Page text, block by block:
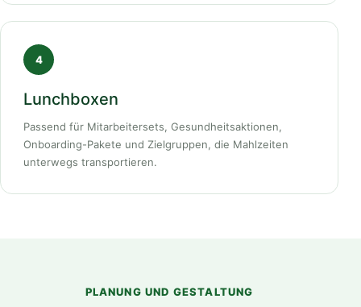
4
Lunchboxen
Passend für Mitarbeitersets, Gesundheitsaktionen,
Onboarding-Pakete und Zielgruppen, die Mahlzeiten
unterwegs transportieren.
PLANUNG UND GESTALTUNG